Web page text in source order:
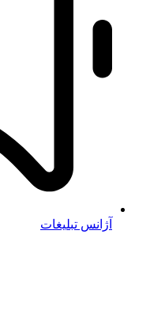
آژانس تبلیغات